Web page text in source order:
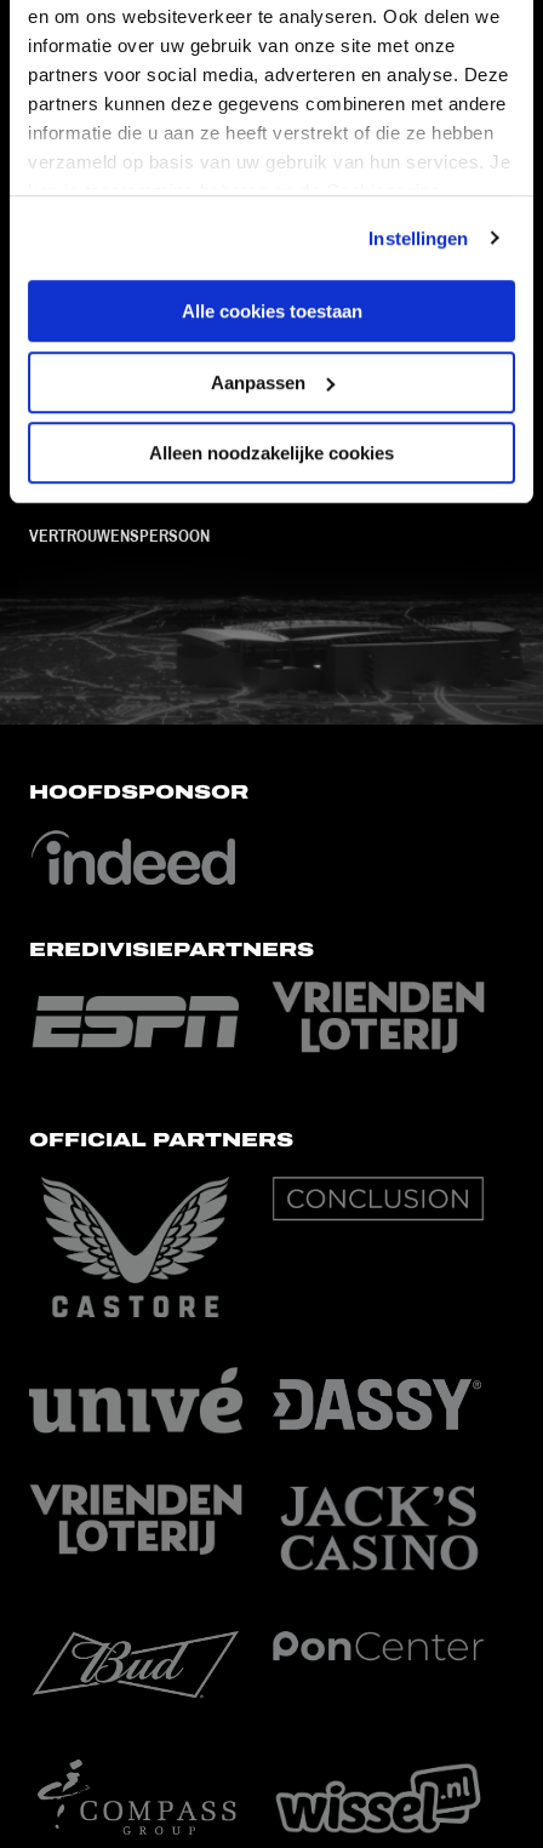
en om ons websiteverkeer te analyseren. Ook delen we
informatie over uw gebruik van onze site met onze
partners voor social media, adverteren en analyse. Deze
partners kunnen deze gegevens combineren met andere
informatie die u aan ze heeft verstrekt of die ze hebben
verzameld op basis van uw gebruik van hun services. Je
kan je toestemming beheren op de Cookiepagina.
Instellingen
Alle cookies toestaan
Aanpassen
Alleen noodzakelijke cookies
Navigeer naar
CLUB
TEAMS
FOUNDATION
KAARTVERKOOP
Informatie
VEELGESTELDE VRAGEN
WERKEN BIJ
VERTROUWENSPERSOON
FC Utrecht<br>vanuit<br>het
HOOFDSPONSOR
EREDIVISIEPARTNERS
OFFICIAL PARTNERS